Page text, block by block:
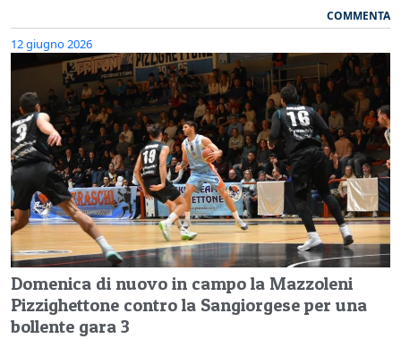
COMMENTA
12 giugno 2026
Domenica di nuovo in campo la Mazzoleni
Pizzighettone contro la Sangiorgese per una
bollente gara 3